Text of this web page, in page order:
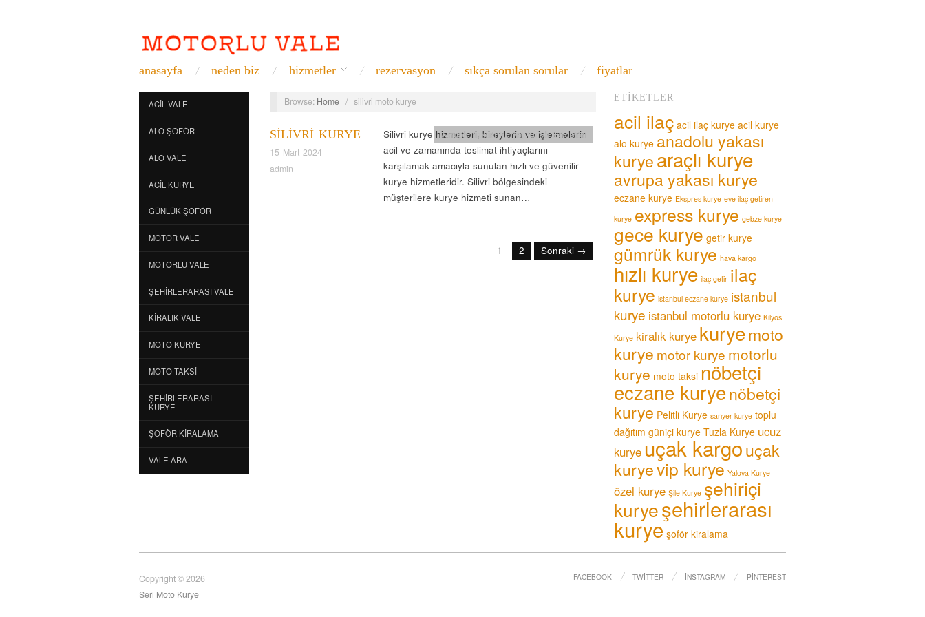
anasayfa neden biz hizmetler rezervasyon sıkça sorulan sorular fiyatlar
ACIL VALE
ALO ŞOFÖR
ALO VALE
ACIL KURYE
GÜNLÜK ŞOFÖR
MOTOR VALE
MOTORLU VALE
ŞEHIRLERARASI VALE
KIRALIK VALE
MOTO KURYE
MOTO TAKSI
ŞEHIRLERARASI
KURYE
ŞOFÖR KIRALAMA
VALE ARA
Browse: Home / silivri moto kurye
SILIVRI KURYE
15 Mart 2024
admin
Avrupa Yakası Kurye ,Kurye Bölgeleri
Silivri kurye hizmetleri, bireylerin ve işletmelerin
acil ve zamanında teslimat ihtiyaçlarını
karşılamak amacıyla sunulan hızlı ve güvenilir
kurye hizmetleridir. Silivri bölgesindeki
müşterilere kurye hizmeti sunan…
1 2 Sonraki →
ETIKETLER
acil ilaç acil ilaç kurye acil kurye
alo kurye anadolu yakası
kuryearaçlı kurye
avrupa yakası kurye
eczane kurye Ekspres kurye eve ilaç getiren
kurye express kurye gebze kurye
gece kurye getir kurye
gümrük kurye hava kargo
hızlı kurye ilaç getir ilaç
kurye istanbul eczane kurye istanbul
kurye istanbul motorlu kurye Kilyos
Kurye kiralık kurye kuryemoto
kurye motor kurye motorlu
kurye moto taksi nöbetçi
eczane kuryenöbetçi
kurye Pelitli Kurye sarıyer kurye toplu
dağıtım güniçi kurye Tuzla Kurye ucuz
kurye uçak kargouçak
kuryevip kurye Yalova Kurye
özel kurye Şile Kurye şehiriçi
kuryeşehirlerarası
kurye şoför kiralama
Copyright © 2026
Seri Moto Kurye
FACEBOOK TWITTER İNSTAGRAM PINTEREST